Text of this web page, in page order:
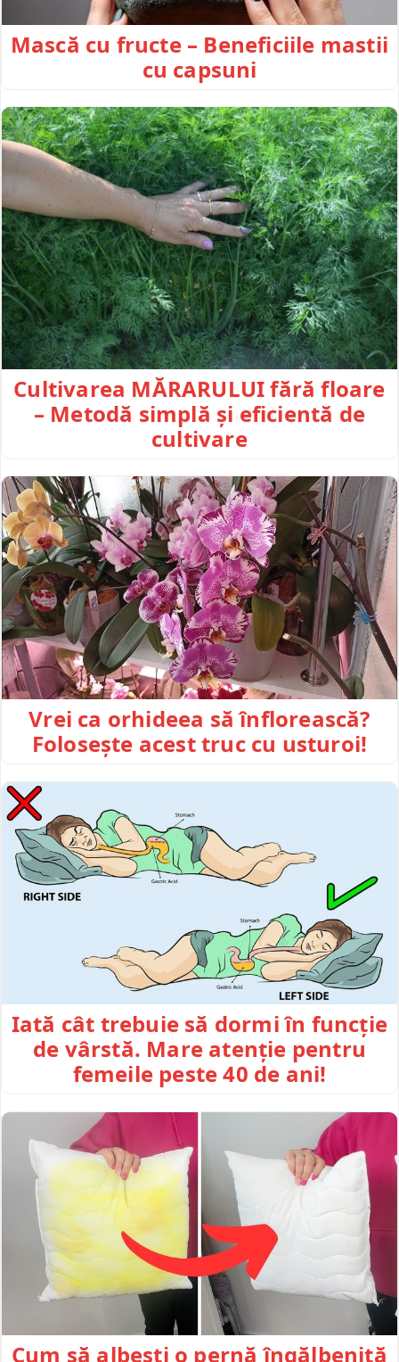
Mască cu fructe – Beneficiile mastii
cu capsuni
Cultivarea MĂRARULUI fără floare
– Metodă simplă și eficientă de
cultivare
Vrei ca orhideea să înflorească?
Folosește acest truc cu usturoi!
Iată cât trebuie să dormi în funcție
de vârstă. Mare atenție pentru
femeile peste 40 de ani!
Cum să albești o pernă îngălbenită